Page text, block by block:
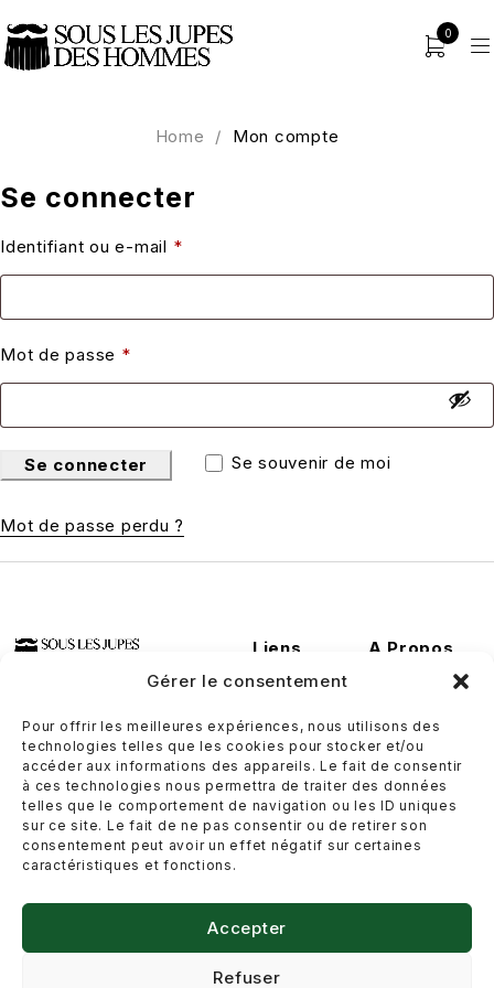
Gérer le consentement
Pour offrir les meilleures expériences, nous utilisons des
technologies telles que les cookies pour stocker et/ou
accéder aux informations des appareils. Le fait de consentir
à ces technologies nous permettra de traiter des données
telles que le comportement de navigation ou les ID uniques
sur ce site. Le fait de ne pas consentir ou de retirer son
consentement peut avoir un effet négatif sur certaines
caractéristiques et fonctions.
Accepter
Refuser
0
Home / Mon compte
Se connecter
Identifiant ou e-mail *
Mot de passe *
Se souvenir de moi
Se connecter
Mot de passe perdu ?
Liens
Contactez-
Où nous
trouver
Guide des
tailles
A Propos
générales de
ventes
Politique de
retour et de
rétractation
Politique de
confidentialité